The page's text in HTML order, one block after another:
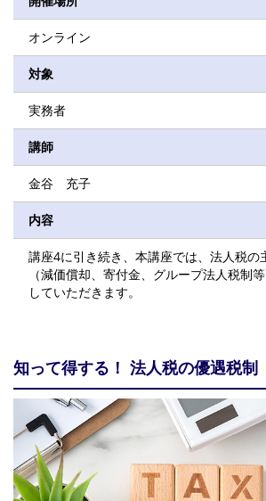
オンライン
対象
実務者
講師
金谷 充子
内容
講座4に引き続き、本講座では、法人税の
（減価償却、寄付金、グループ法人税制
していただきます。
知って得する！ 法人税の優遇税制